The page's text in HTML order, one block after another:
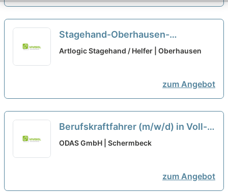
Stagehand-Oberhausen-
JobGabelstaplerfahrer-Bonn-
Artlogic Stagehand / Helfer | Oberhausen
zum Angebot
Berufskraftfahrer (m/w/d) in Voll-,
Teilzeit oder als Minijob in Lünen
ODAS GmbH | Schermbeck
zum Angebot